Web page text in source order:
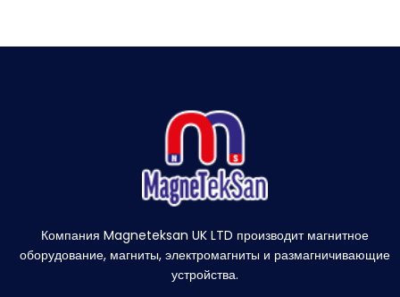
Компания Magneteksan UK LTD производит магнитное
оборудование, магниты, электромагниты и размагничивающие
устройства.